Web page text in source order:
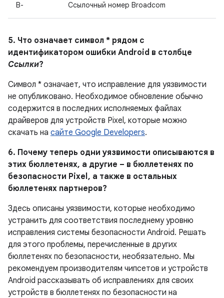
B- Ссылочный номер Broadcom
5. Что означает символ * рядом с
идентификатором ошибки Android в столбце
Ссылки?
Символ * означает, что исправление для уязвимости
не опубликовано. Необходимое обновление обычно
содержится в последних исполняемых файлах
драйверов для устройств Pixel, которые можно
скачать на сайте Google Developers.
6. Почему теперь одни уязвимости описываются в
этих бюллетенях, а другие – в бюллетенях по
безопасности Pixel , а также в остальных
бюллетенях партнеров?
Здесь описаны уязвимости, которые необходимо
устранить для соответствия последнему уровню
исправления системы безопасности Android. Решать
для этого проблемы, перечисленные в других
бюллетенях по безопасности, необязательно. Мы
рекомендуем производителям чипсетов и устройств
Android рассказывать об исправлениях для своих
устройств в бюллетенях по безопасности на